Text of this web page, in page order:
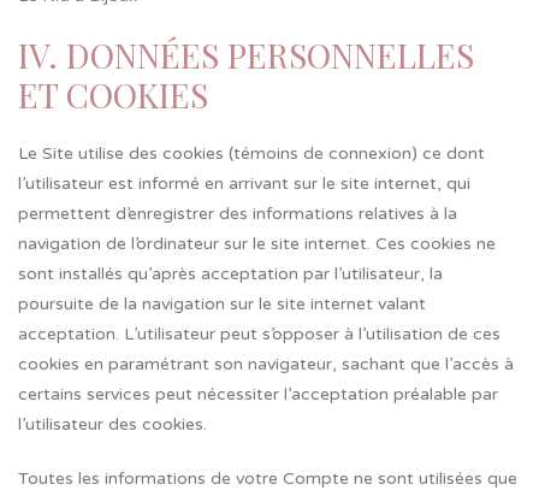
IV. DONNÉES PERSONNELLES
ET COOKIES
Le Site utilise des cookies (témoins de connexion) ce dont
l’utilisateur est informé en arrivant sur le site internet, qui
permettent d’enregistrer des informations relatives à la
navigation de l’ordinateur sur le site internet. Ces cookies ne
sont installés qu’après acceptation par l’utilisateur, la
poursuite de la navigation sur le site internet valant
acceptation. L’utilisateur peut s’opposer à l’utilisation de ces
cookies en paramétrant son navigateur, sachant que l’accès à
certains services peut nécessiter l’acceptation préalable par
l’utilisateur des cookies.
Toutes les informations de votre Compte ne sont utilisées que